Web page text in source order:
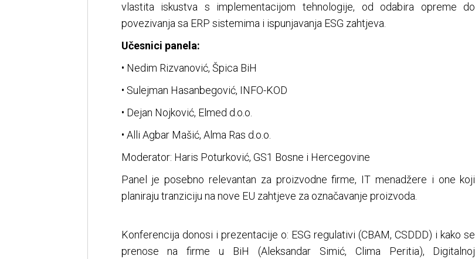
vlastita iskustva s implementacijom tehnologije, od odabira opreme do
povezivanja sa ERP sistemima i ispunjavanja ESG zahtjeva.
Učesnici panela:
• Nedim Rizvanović, Špica BiH
• Sulejman Hasanbegović, INFO-KOD
• Dejan Nojković, Elmed d.o.o.
• Alli Agbar Mašić, Alma Ras d.o.o.
Moderator: Haris Poturković, GS1 Bosne i Hercegovine
Panel je posebno relevantan za proizvodne firme, IT menadžere i one koji
planiraju tranziciju na nove EU zahtjeve za označavanje proizvoda.
Konferencija donosi i prezentacije o: ESG regulativi (CBAM, CSDDD) i kako se
prenose na firme u BiH (Aleksandar Simić, Clima Peritia), Digitalnoj